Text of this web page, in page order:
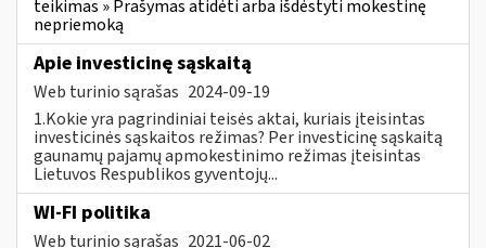
teikimas » Prašymas atidėti arba išdėstyti mokestinę
nepriemoką
Apie investicinę sąskaitą
Web turinio sąrašas 2024-09-19
1.Kokie yra pagrindiniai teisės aktai, kuriais įteisintas
investicinės sąskaitos režimas? Per investicinę sąskaitą
gaunamų pajamų apmokestinimo režimas įteisintas
Lietuvos Respublikos gyventojų...
WI-FI politika
Web turinio sąrašas 2021-06-02